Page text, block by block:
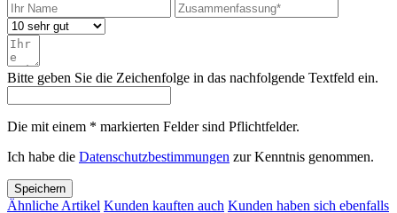
Bitte geben Sie die Zeichenfolge in das nachfolgende Textfeld ein.
Die mit einem * markierten Felder sind Pflichtfelder.
Ich habe die Datenschutzbestimmungen zur Kenntnis genommen.
Speichern
Ähnliche Artikel Kunden kauften auch Kunden haben sich ebenfalls